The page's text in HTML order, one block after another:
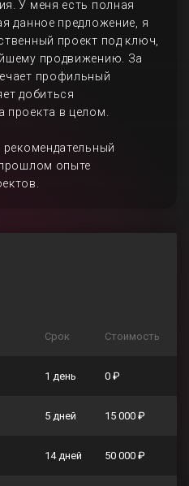
У меня есть полная
данное предложение, я
проект под ключ,
продвижению. За
профильный
добиться
проекта в целом.
опыте
Срок Стоимость
1 день 0 ₽
5 дней 15 000 ₽
14 дней 50 000 ₽